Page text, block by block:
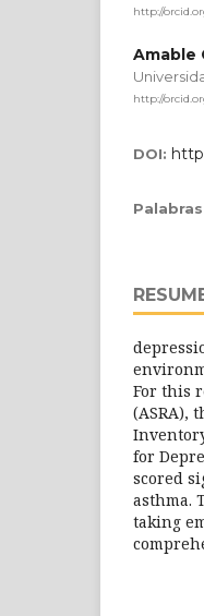
http://
Amable
http://
DOI:
For this
(ASRA),
for
scored
asthma.
taking